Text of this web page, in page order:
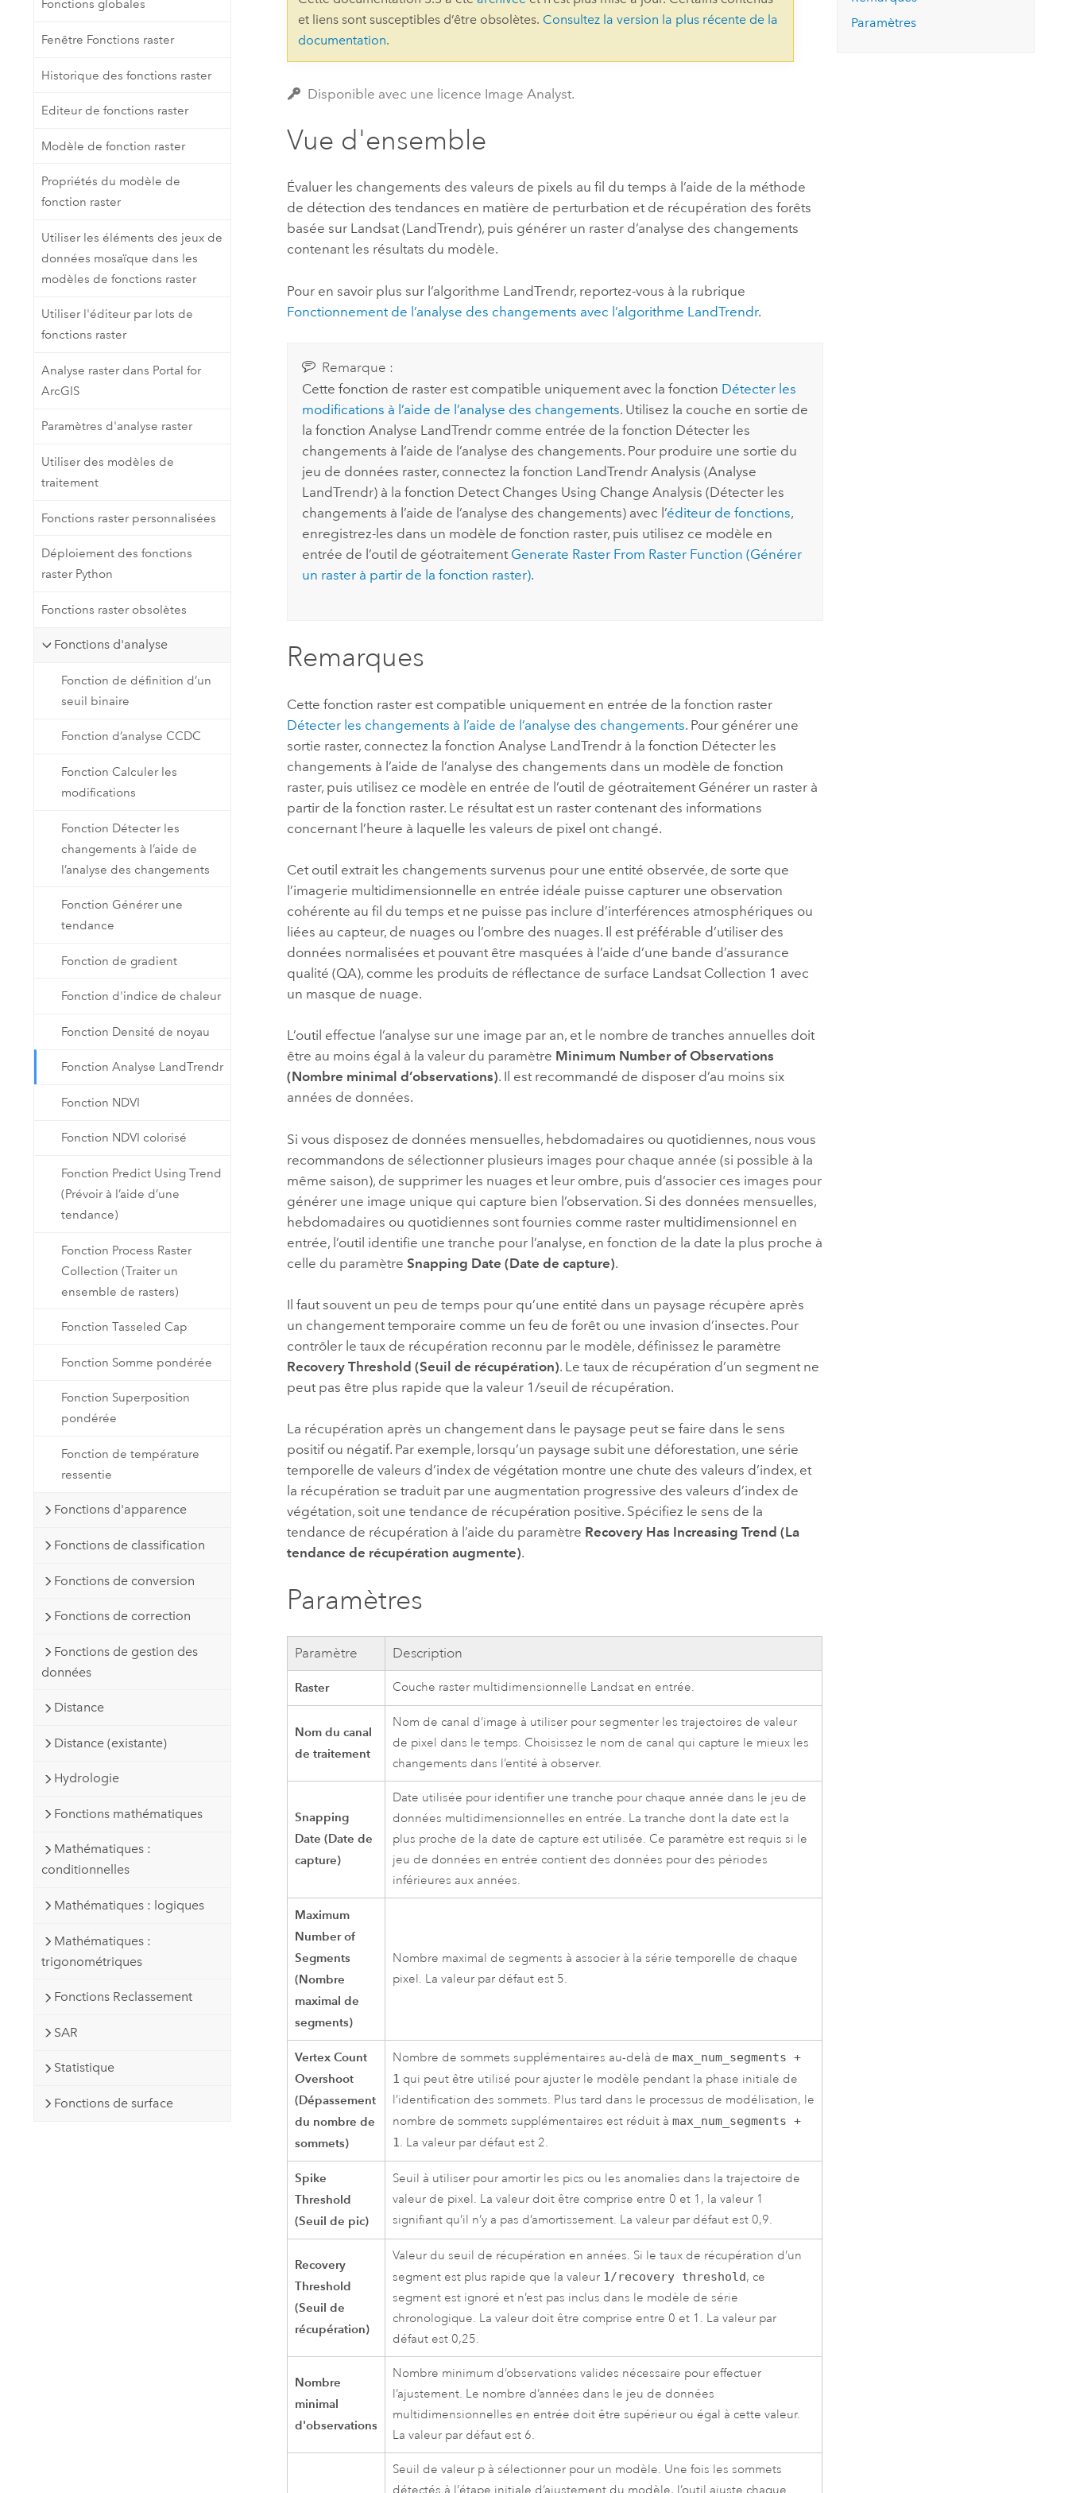
Créer des applications de
essai gratuit.
Ressources naturelles Explorer ce cours
professionnels et
perspectives et
l’univers
Lire le récit
Fonctions globales
Fenêtre Fonctions raster
Historique des fonctions raster
Editeur de fonctions raster
Modèle de fonction raster
Propriétés du modèle de
fonction raster
Utiliser les éléments des jeux de
données mosaïque dans les
modèles de fonctions raster
Utiliser l'éditeur par lots de
fonctions raster
Analyse raster dans Portal for
ArcGIS
Paramètres d'analyse raster
Utiliser des modèles de
traitement
Fonctions raster personnalisées
Déploiement des fonctions
raster Python
Fonctions raster obsolètes
Fonctions d'analyse
Fonction de définition d’un
seuil binaire
Fonction d’analyse CCDC
Fonction Calculer les
modifications
Fonction Détecter les
changements à l’aide de
l’analyse des changements
Fonction Générer une
tendance
Fonction de gradient
Fonction d'indice de chaleur
Fonction Densité de noyau
Fonction Analyse LandTrendr
Fonction NDVI
Fonction NDVI colorisé
Fonction Predict Using Trend
(Prévoir à l’aide d’une
tendance)
Fonction Process Raster
Collection (Traiter un
ensemble de rasters)
Fonction Tasseled Cap
Fonction Somme pondérée
Fonction Superposition
pondérée
Fonction de température
ressentie
Fonctions d'apparence
Fonctions de classification
Fonctions de conversion
Fonctions de correction
Fonctions de gestion des
données
Distance
Distance (existante)
Hydrologie
Fonctions mathématiques
Mathématiques :
conditionnelles
Mathématiques : logiques
Mathématiques :
trigonométriques
Fonctions Reclassement
SAR
Statistique
Fonctions de surface
et liens sont susceptibles d’être obsolètes. Consultez la version la plus récente de la
documentation.
Disponible avec une licence Image Analyst.
Vue d'ensemble
Évaluer les changements des valeurs de pixels au fil du temps à l’aide de la méthode
de détection des tendances en matière de perturbation et de récupération des forêts
basée sur Landsat (LandTrendr), puis générer un raster d’analyse des changements
contenant les résultats du modèle.
Pour en savoir plus sur l’algorithme LandTrendr, reportez-vous à la rubrique
Fonctionnement de l’analyse des changements avec l’algorithme LandTrendr.
Remarque :
Cette fonction de raster est compatible uniquement avec la fonction Détecter les
modifications à l’aide de l’analyse des changements. Utilisez la couche en sortie de
la fonction Analyse LandTrendr comme entrée de la fonction Détecter les
changements à l’aide de l’analyse des changements. Pour produire une sortie du
jeu de données raster, connectez la fonction LandTrendr Analysis (Analyse
LandTrendr) à la fonction Detect Changes Using Change Analysis (Détecter les
changements à l’aide de l’analyse des changements) avec l’éditeur de fonctions,
enregistrez-les dans un modèle de fonction raster, puis utilisez ce modèle en
entrée de l’outil de géotraitement Generate Raster From Raster Function (Générer
un raster à partir de la fonction raster).
Remarques
Cette fonction raster est compatible uniquement en entrée de la fonction raster
Détecter les changements à l’aide de l’analyse des changements. Pour générer une
sortie raster, connectez la fonction Analyse LandTrendr à la fonction Détecter les
changements à l’aide de l’analyse des changements dans un modèle de fonction
raster, puis utilisez ce modèle en entrée de l’outil de géotraitement Générer un raster à
partir de la fonction raster. Le résultat est un raster contenant des informations
concernant l’heure à laquelle les valeurs de pixel ont changé.
Cet outil extrait les changements survenus pour une entité observée, de sorte que
l’imagerie multidimensionnelle en entrée idéale puisse capturer une observation
cohérente au fil du temps et ne puisse pas inclure d’interférences atmosphériques ou
liées au capteur, de nuages ou l’ombre des nuages. Il est préférable d’utiliser des
données normalisées et pouvant être masquées à l’aide d’une bande d’assurance
qualité (QA), comme les produits de réflectance de surface Landsat Collection 1 avec
un masque de nuage.
L’outil effectue l’analyse sur une image par an, et le nombre de tranches annuelles doit
être au moins égal à la valeur du paramètre Minimum Number of Observations
(Nombre minimal d’observations). Il est recommandé de disposer d’au moins six
années de données.
Si vous disposez de données mensuelles, hebdomadaires ou quotidiennes, nous vous
recommandons de sélectionner plusieurs images pour chaque année (si possible à la
même saison), de supprimer les nuages et leur ombre, puis d’associer ces images pour
générer une image unique qui capture bien l’observation. Si des données mensuelles,
hebdomadaires ou quotidiennes sont fournies comme raster multidimensionnel en
entrée, l’outil identifie une tranche pour l’analyse, en fonction de la date la plus proche à
celle du paramètreSnapping Date (Date de capture).
Il faut souvent un peu de temps pour qu’une entité dans un paysage récupère après
un changement temporaire comme un feu de forêt ou une invasion d’insectes. Pour
contrôler le taux de récupération reconnu par le modèle, définissez le paramètre
Recovery Threshold (Seuil de récupération). Le taux de récupération d’un segment ne
peut pas être plus rapide que la valeur 1/seuil de récupération.
La récupération après un changement dans le paysage peut se faire dans le sens
positif ou négatif. Par exemple, lorsqu’un paysage subit une déforestation, une série
temporelle de valeurs d’index de végétation montre une chute des valeurs d’index, et
la récupération se traduit par une augmentation progressive des valeurs d’index de
végétation, soit une tendance de récupération positive. Spécifiez le sens de la
tendance de récupération à l’aide du paramètre Recovery Has Increasing Trend (La
tendance de récupération augmente).
Paramètres
Paramètre Description
Raster Couche raster multidimensionnelle Landsat en entrée.
Nom du canal
de traitement
Nom de canal d’image à utiliser pour segmenter les trajectoires de valeur
de pixel dans le temps. Choisissez le nom de canal qui capture le mieux les
changements dans l’entité à observer.
Snapping
Date (Date de
capture)
Date utilisée pour identifier une tranche pour chaque année dans le jeu de
données multidimensionnelles en entrée. La tranche dont la date est la
plus proche de la date de capture est utilisée. Ce paramètre est requis si le
jeu de données en entrée contient des données pour des périodes
inférieures aux années.
Maximum
Number of
Segments
(Nombre
maximal de
segments)
Nombre maximal de segments à associer à la série temporelle de chaque
pixel. La valeur par défaut est 5.
Vertex Count
Overshoot
(Dépassement
du nombre de
sommets)
Nombre de sommets supplémentaires au-delà demax_num_segments +
1 qui peut être utilisé pour ajuster le modèle pendant la phase initiale de
l’identification des sommets. Plus tard dans le processus de modélisation, le
nombre de sommets supplémentaires est réduit àmax_num_segments +
1. La valeur par défaut est 2.
Spike
Threshold
(Seuil de pic)
Seuil à utiliser pour amortir les pics ou les anomalies dans la trajectoire de
valeur de pixel. La valeur doit être comprise entre 0 et 1, la valeur 1
signifiant qu’il n’y a pas d’amortissement. La valeur par défaut est 0,9.
Recovery
Threshold
(Seuil de
récupération)
Valeur du seuil de récupération en années. Si le taux de récupération d’un
segment est plus rapide que la valeur 1/recovery threshold, ce
segment est ignoré et n’est pas inclus dans le modèle de série
chronologique. La valeur doit être comprise entre 0 et 1. La valeur par
défaut est 0,25.
Nombre
minimal
d'observations
Nombre minimum d’observations valides nécessaire pour effectuer
l’ajustement. Le nombre d’années dans le jeu de données
multidimensionnelles en entrée doit être supérieur ou égal à cette valeur.
La valeur par défaut est 6.
Seuil de valeur p à sélectionner pour un modèle. Une fois les sommets
Paramètres